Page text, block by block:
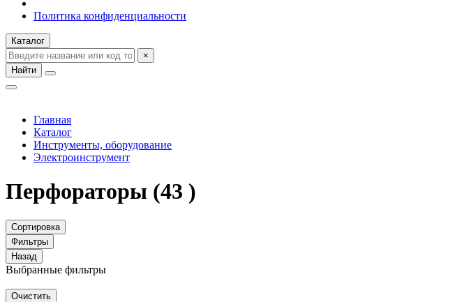
Политика конфиденциальности
Каталог
×
Найти
Главная
Каталог
Инструменты, оборудование
Электроинструмент
Перфораторы (43 )
Сортировка
Фильтры
Назад
Выбранные фильтры
Очистить